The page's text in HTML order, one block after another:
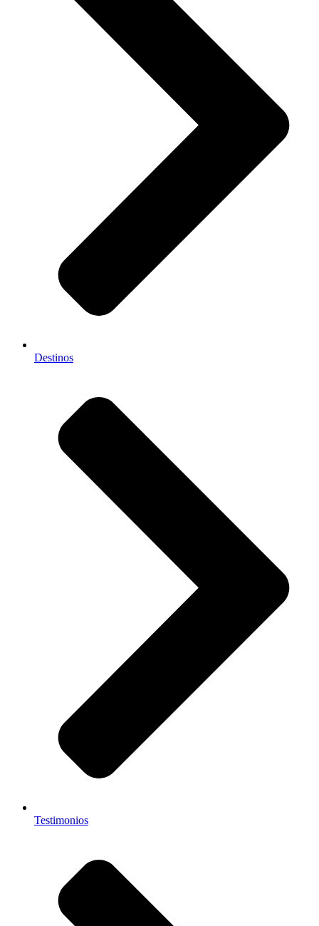
Destinos
Testimonios